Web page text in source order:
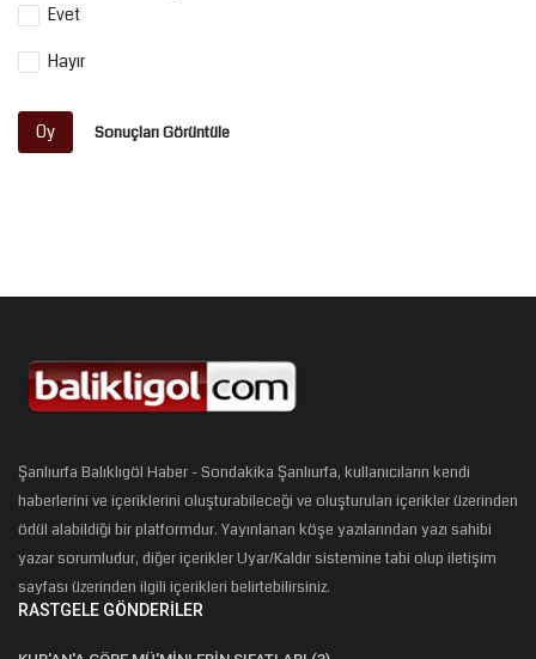
Evet
Hayır
Oy Sonuçları Görüntüle
Şanlıurfa Balıklıgöl Haber - Sondakika Şanlıurfa, kullanıcıların kendi
haberlerini ve içeriklerini oluşturabileceği ve oluşturulan içerikler üzerinden
ödül alabildiği bir platformdur. Yayınlanan köşe yazılarından yazı sahibi
yazar sorumludur, diğer içerikler Uyar/Kaldır sistemine tabi olup iletişim
sayfası üzerinden ilgili içerikleri belirtebilirsiniz.
RASTGELE GÖNDERILER